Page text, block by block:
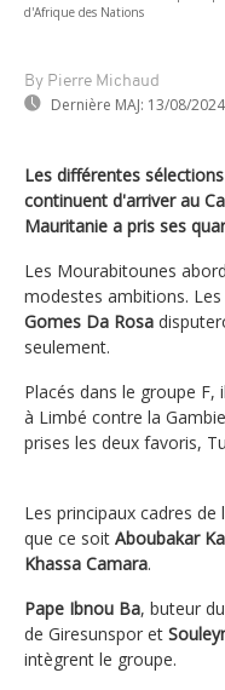
d'Afrique des Nations
By Pierre Michaud
Dernière MAJ: 13/08/2024
Les différentes
continuent d'arriver au
Mauritanie a pris ses
Les Mourabitounes
modestes ambitions.
Gomes Da Rosa
seulement.
Placés dans le groupe
à Limbé contre la
prises les deux favoris,
Les principaux cadres
que ce soit Aboubakar
Khassa Camara.
Pape Ibnou Ba, buteur
de Giresunspor et
intègrent le groupe.